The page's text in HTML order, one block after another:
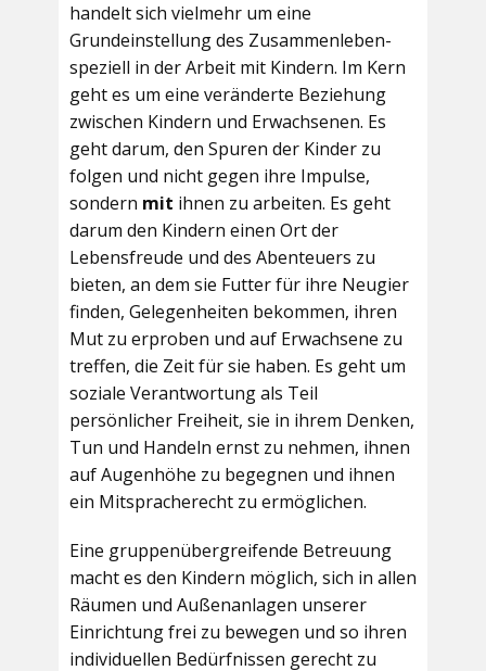
handelt sich vielmehr um eine
Grundeinstellung des Zusammenleben-
speziell in der Arbeit mit Kindern. Im Kern
geht es um eine veränderte Beziehung
zwischen Kindern und Erwachsenen. Es
geht darum, den Spuren der Kinder zu
folgen und nicht gegen ihre Impulse,
sondern mit ihnen zu arbeiten. Es geht
darum den Kindern einen Ort der
Lebensfreude und des Abenteuers zu
bieten, an dem sie Futter für ihre Neugier
finden, Gelegenheiten bekommen, ihren
Mut zu erproben und auf Erwachsene zu
treffen, die Zeit für sie haben. Es geht um
soziale Verantwortung als Teil
persönlicher Freiheit, sie in ihrem Denken,
Tun und Handeln ernst zu nehmen, ihnen
auf Augenhöhe zu begegnen und ihnen
ein Mitspracherecht zu ermöglichen.
Eine gruppenübergreifende Betreuung
macht es den Kindern möglich, sich in allen
Räumen und Außenanlagen unserer
Einrichtung frei zu bewegen und so ihren
individuellen Bedürfnissen gerecht zu